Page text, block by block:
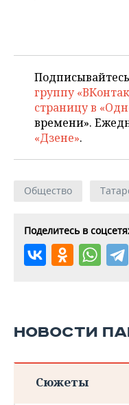
группу
страницу в
времени».
«Дзене».
Общество
Поделитесь в
НОВОСТИ
Сюжеты